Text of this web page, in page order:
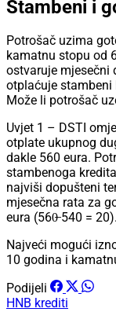
Stambeni i
Potrošač uzima
kamatnu stopu od
ostvaruje mjesečni
otplaćuje stambeni
Može li potrošač
Uvjet 1 – DSTI
otplate ukupnog
dakle 560 eura.
stambenoga
najviši dopušteni
mjesečna rata za
eura (560̶ 540 = 20).
Najveći mogući
10 godina i
Podijeli
HNB krediti